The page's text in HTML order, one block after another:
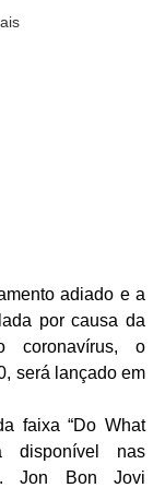
5 estrelas.
adiado e a
por causa da
coronavírus, o
será lançado em
faixa “Do What
disponível nas
Jon Bon Jovi